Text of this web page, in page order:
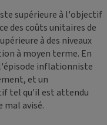
supérieure à l'objectif
des coûts unitaires de
à des niveaux
à moyen terme. En
inflationniste
et un
tel qu'il est attendu
mal avisé.